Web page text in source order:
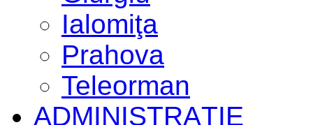
Ialomiţa
Prahova
Teleorman
ADMINISTRAŢIE